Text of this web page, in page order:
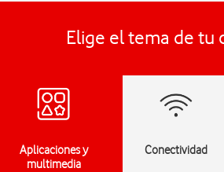
Elige el tema de tu
Aplicaciones y
multimedia
Conectividad